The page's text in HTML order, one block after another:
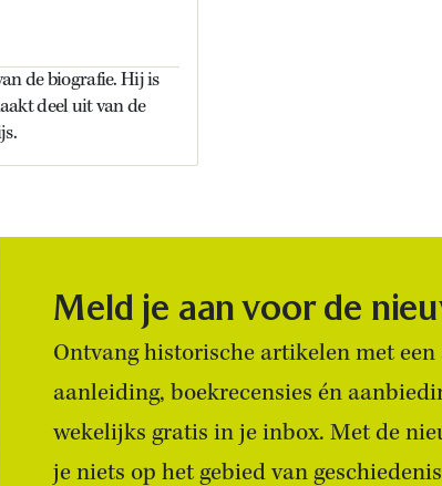
de biografie. Hij is
deel uit van de
Meld je aan voor de
Ontvang historische artikelen met een
aanleiding, boekrecensies én
wekelijks gratis in je inbox. Met de
je niets op het gebied van